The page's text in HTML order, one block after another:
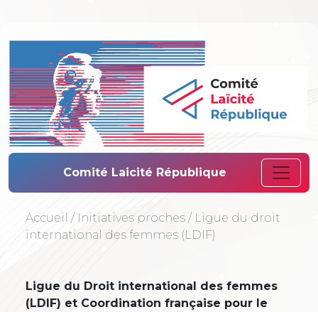
Comité Laïcité
Comité Laicité République
Accueil / Initiatives proches / Ligue du droit
international des femmes (LDIF)
Ligue du Droit international des femmes
(LDIF) et Coordination française pour le